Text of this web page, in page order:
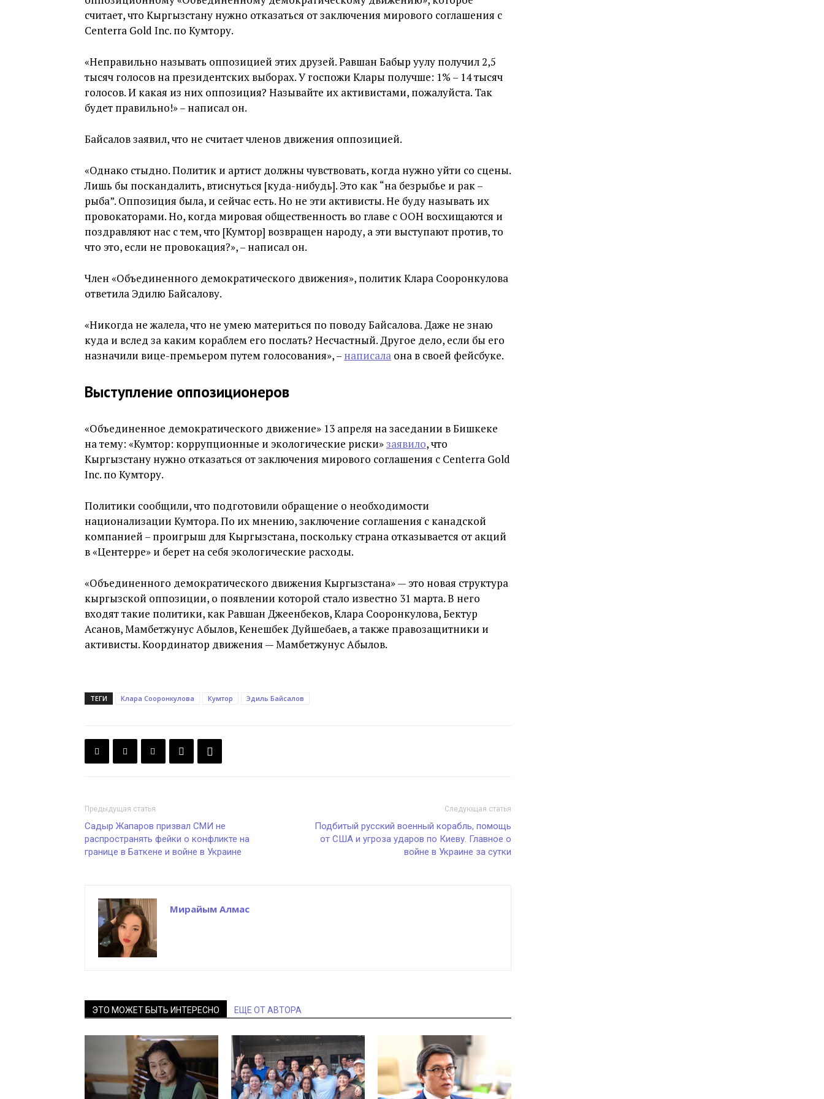
считает, что Кыргызстану нужно отказаться от заключения мирового соглашения с
Centerra Gold Inc. по Кумтору.
«Неправильно называть оппозицией этих друзей. Равшан Бабыр уулу получил 2,5
тысяч голосов на президентских выборах. У госпожи Клары получше: 1% – 14 тысяч
голосов. И какая из них оппозиция? Называйте их активистами, пожалуйста. Так
будет правильно!» – написал он.
Байсалов заявил, что не считает членов движения оппозицией.
«Однако стыдно. Политик и артист должны чувствовать, когда нужно уйти со сцены.
Лишь бы поскандалить, втиснуться [куда-нибудь]. Это как “на безрыбье и рак –
рыба”. Оппозиция была, и сейчас есть. Но не эти активисты. Не буду называть их
провокаторами. Но, когда мировая общественность во главе с ООН восхищаются и
поздравляют нас с тем, что [Кумтор] возвращен народу, а эти выступают против, то
что это, если не провокация?», – написал он.
Член «Объединенного демократического движения», политик Клара Сооронкулова
ответила Эдилю Байсалову.
«Никогда не жалела, что не умею материться по поводу Байсалова. Даже не знаю
куда и вслед за каким кораблем его послать? Несчастный. Другое дело, если бы его
назначили вице-премьером путем голосования», – написала она в своей фейсбуке.
Выступление оппозиционеров
«Объединенное демократического движение» 13 апреля на заседании в Бишкеке
на тему: «Кумтор: коррупционные и экологические риски»заявило, что
Кыргызстану нужно отказаться от заключения мирового соглашения с Centerra Gold
Inc. по Кумтору.
Политики сообщили, что подготовили обращение о необходимости
национализации Кумтора. По их мнению, заключение соглашения с канадской
компанией – проигрыш для Кыргызстана, поскольку страна отказывается от акций
в «Центерре» и берет на себя экологические расходы.
«Объединенного демократического движения Кыргызстана» — это новая структура
кыргызской оппозиции, о появлении которой стало известно 31 марта. В него
входят такие политики, как Равшан Джеенбеков, Клара Сооронкулова, Бектур
Асанов, Мамбетжунус Абылов, Кенешбек Дуйшебаев, а также правозащитники и
активисты. Координатор движения — Мамбетжунус Абылов.
ТЕГИ Клара Сооронкулова Кумтор Эдиль Байсалов
Предыдущая статья
Садыр Жапаров призвал СМИ не
распространять фейки о конфликте на
границе в Баткене и войне в Украине
Следующая статья
Подбитый русский военный корабль, помощь
от США и угроза ударов по Киеву. Главное о
войне в Украине за сутки
Мирайым Алмас
ЭТО МОЖЕТ БЫТЬ ИНТЕРЕСНО ЕЩЕ ОТ АВТОРА